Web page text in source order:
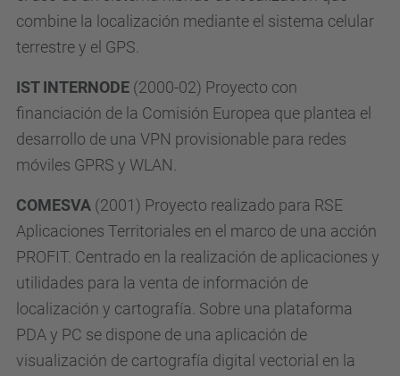
combine la localización mediante el sistema celular
terrestre y el GPS.
IST INTERNODE (2000-02) Proyecto con
financiación de la Comisión Europea que plantea el
desarrollo de una VPN provisionable para redes
móviles GPRS y WLAN.
COMESVA (2001) Proyecto realizado para RSE
Aplicaciones Territoriales en el marco de una acción
PROFIT. Centrado en la realización de aplicaciones y
utilidades para la venta de información de
localización y cartografía. Sobre una plataforma
PDA y PC se dispone de una aplicación de
visualización de cartografía digital vectorial en la